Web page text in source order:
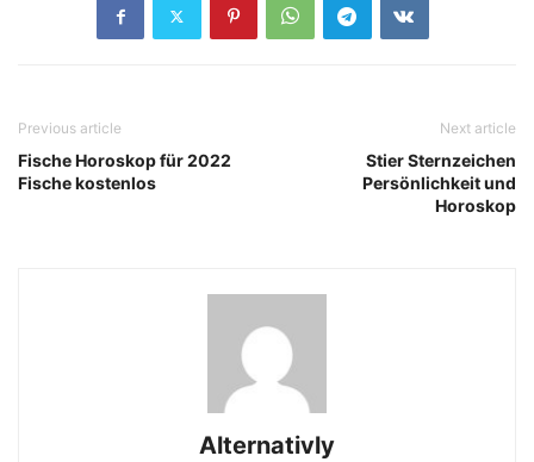
Previous article
Fische Horoskop für 2022
Fische kostenlos
Next article
Stier Sternzeichen
Persönlichkeit und
Horoskop
Alternativly